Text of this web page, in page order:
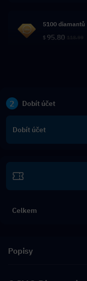
5100 diamantů
$ 95.80
2 Dobít účet
Dobít účet
Celkem
Popisy